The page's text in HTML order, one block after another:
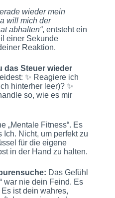
wieder mein
will mich der
abhalten“, entsteht ein
einer Sekunde
Reaktion.
das Steuer wieder
✨ Reagiere ich
hinterher leer)? ✨
so, wie es mir
„Mentale Fitness“. Es
Nicht, um perfekt zu
für die eigene
in der Hand zu halten.
Das Gefühl
war nie dein Feind. Es
ist dein wahres,